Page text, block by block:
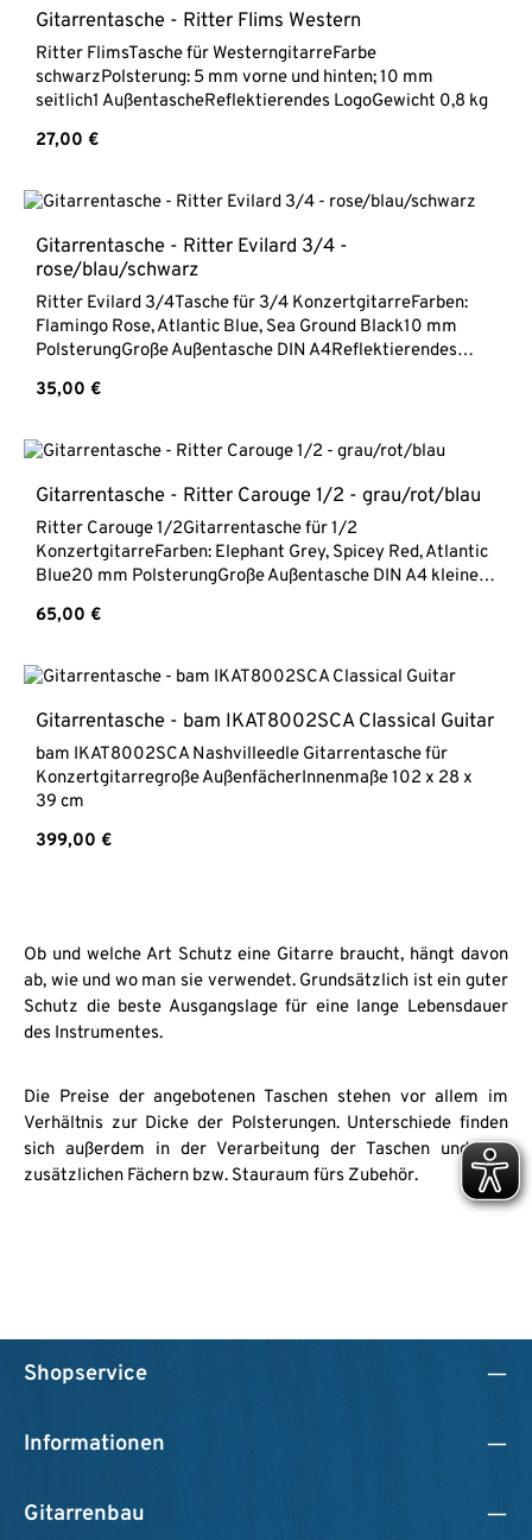
Gitarrentasche - Ritter Flims Western
Ritter FlimsTasche für WesterngitarreFarbe
schwarzPolsterung: 5 mm vorne und hinten; 10 mm
seitlich1 AußentascheReflektierendes LogoGewicht 0,8 kg
Regulärer Preis:
27,00 €
Gitarrentasche - Ritter Evilard 3/4 -
rose/blau/schwarz
Ritter Evilard 3/4Tasche für 3/4 KonzertgitarreFarben:
Flamingo Rose, Atlantic Blue, Sea Ground Black10 mm
PolsterungGroße Außentasche DIN A4Reflektierendes
Regulärer Preis:
35,00 €
Gitarrentasche - Ritter Carouge 1/2 - grau/rot/blau
Ritter Carouge 1/2Gitarrentasche für 1/2
KonzertgitarreFarben: Elephant Grey, Spicey Red, Atlantic
Blue20 mm PolsterungGroße Außentasche DIN A4 kleine
1,5 kg
Regulärer Preis:
65,00 €
Gitarrentasche - bam IKAT8002SCA Classical Guitar
bam IKAT8002SCA Nashvilleedle Gitarrentasche für
Konzertgitarregroße AußenfächerInnenmaße 102 x 28 x
39 cm
Regulärer Preis:
399,00 €
Ob und welche Art Schutz eine Gitarre braucht, hängt davon
ab, wie und wo man sie verwendet. Grundsätzlich ist ein guter
Schutz die beste Ausgangslage für eine lange Lebensdauer
des Instrumentes.
Die Preise der angebotenen Taschen stehen vor allem im
Verhältnis zur Dicke der Polsterungen. Unterschiede finden
sich außerdem in der Verarbeitung der Taschen und den
zusätzlichen Fächern bzw. Stauraum fürs Zubehör.
Shopservice
Informationen
Gitarrenbau